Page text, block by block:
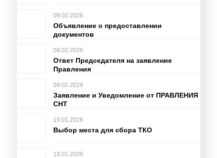
09.02.2026
Объявление о предоставлении
документов
09.02.2026
Ответ Председателя на заявление
Правления
09.02.2026
Заявление и Уведомление от ПРАВЛЕНИЯ
СНТ
19.01.2026
Выбор места для сбора ТКО
19.01.2026